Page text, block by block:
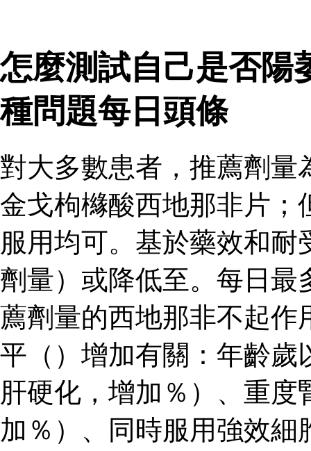
怎麼測試自己是否陽
種問題每日頭條
對大多數患者，推薦劑量
金戈枸櫞酸西地那非片；
服用均可。基於藥效和
劑量）或降低至。每日最
薦劑量的西地那非不起作
平（）增加有關：年齡歲
肝硬化，增加％）、重
加％）、同時服用強效